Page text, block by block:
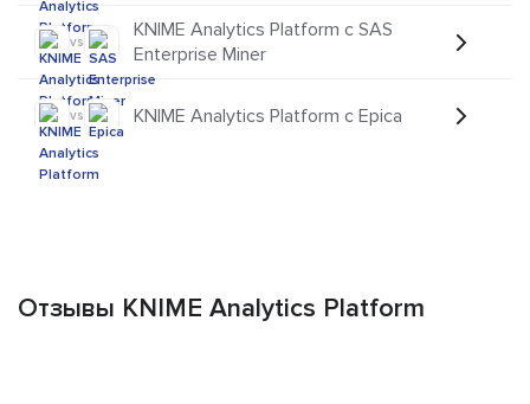
vs
KNIME Analytics Platform с SAS
Enterprise Miner
vs KNIME Analytics Platform с Epica
Отзывы KNIME Analytics Platform